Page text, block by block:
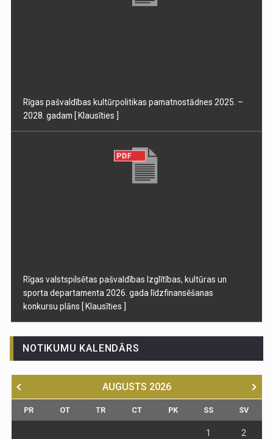
Rīgas pašvaldības kultūrpolitikas pamatnostādnes 2025. –
2028. gadam [ Klausīties ]
Rīgas valstspilsētas pašvaldības Izglītības, kultūras un
sporta departamenta 2026. gada līdzfinansēšanas
konkursu plāns [ Klausīties ]
NOTIKUMU KALENDĀRS
AUGUSTS 2026
PR OT TR CT PK SS SV
1 2